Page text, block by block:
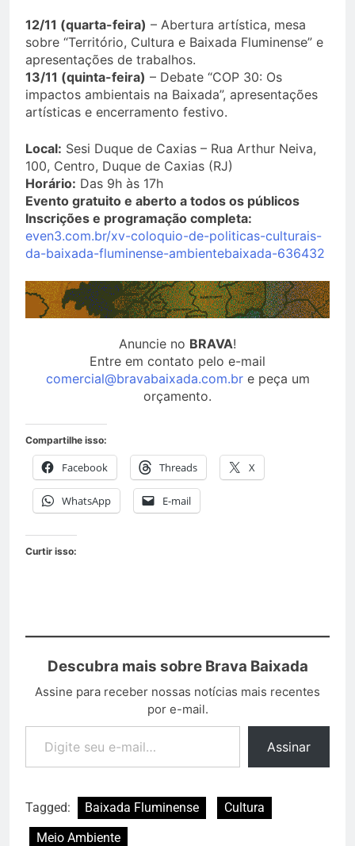
12/11 (quarta-feira) – Abertura artística, mesa
sobre “Território, Cultura e Baixada Fluminense” e
apresentações de trabalhos.
13/11 (quinta-feira) – Debate “COP 30: Os
impactos ambientais na Baixada”, apresentações
artísticas e encerramento festivo.
Local: Sesi Duque de Caxias – Rua Arthur Neiva,
100, Centro, Duque de Caxias (RJ)
Horário: Das 9h às 17h
Evento gratuito e aberto a todos os públicos
Inscrições e programação completa:
even3.com.br/xv-coloquio-de-politicas-culturais-
da-baixada-fluminense-ambientebaixada-636432
Anuncie no BRAVA!
Entre em contato pelo e-mail
comercial@bravabaixada.com.bre peça um
orçamento.
Compartilhe isso:
Facebook Threads X
WhatsApp E-mail
Curtir isso:
Descubra mais sobre Brava Baixada
Assine para receber nossas notícias mais recentes
por e-mail.
Assinar
Tagged: Baixada Fluminense
Cultura
Meio Ambiente